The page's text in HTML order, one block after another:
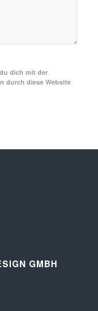
dich mit der
durch diese Website
GMBH